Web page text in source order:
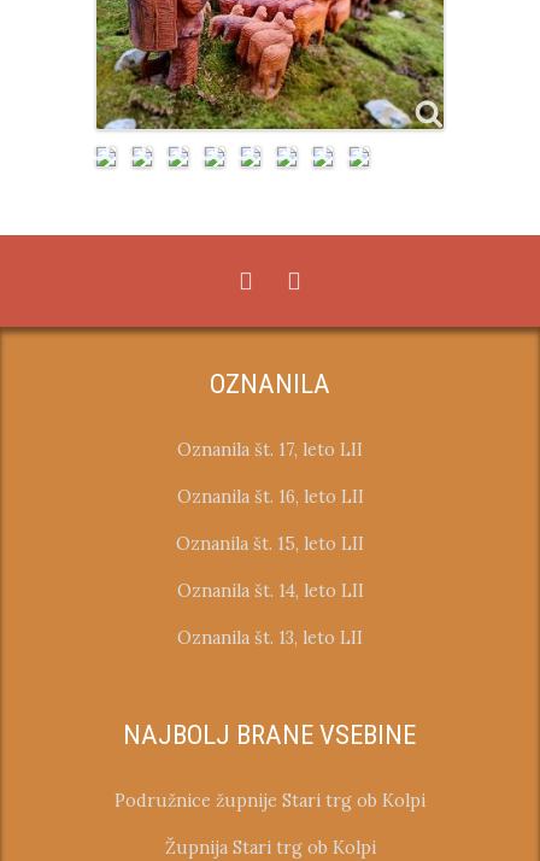
OZNANILA
Oznanila št. 17, leto LII
Oznanila št. 16, leto LII
Oznanila št. 15, leto LII
Oznanila št. 14, leto LII
Oznanila št. 13, leto LII
NAJBOLJ BRANE VSEBINE
Podružnice župnije Stari trg ob Kolpi
Župnija Stari trg ob Kolpi